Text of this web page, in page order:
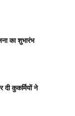
का शुभारंभ
दी कुकर्मियों ने